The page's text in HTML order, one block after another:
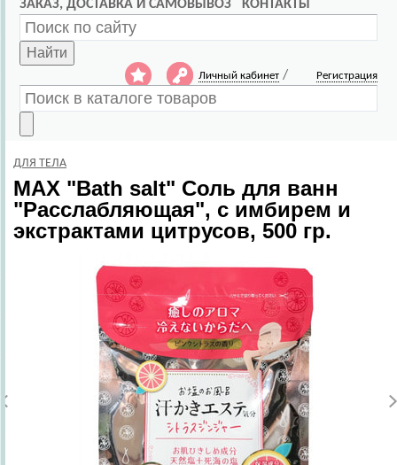
ЗАКАЗ, ДОСТАВКА И САМОВЫВОЗ
КОНТАКТЫ
Найти
Личный кабинет / Регистрация
ДЛЯ ТЕЛА
MAX "Bath salt" Cоль для ванн
"Расслабляющая", с имбирем и
экстрактами цитрусов, 500 гр.